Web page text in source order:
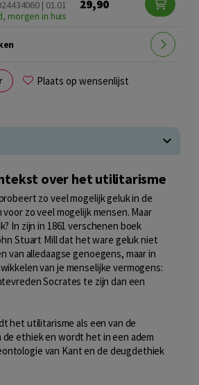
| 01.01
morgen in huis
29,90
Plaats op wensenlijst
over het utilitarisme
zo veel mogelijk geluk in de
zo veel mogelijk mensen. Maar
In zijn in 1861 verschenen boek
Stuart Mill dat het ware geluk niet
van alledaagse genoegens, maar in
van je menselijke vermogens:
Socrates te zijn dan een
het utilitarisme als een van de
ethiek en wordt het in een adem
van Kant en de deugdethiek